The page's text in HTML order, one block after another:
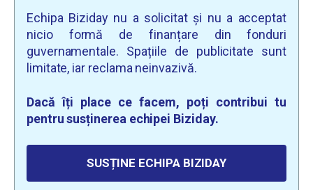
Echipa Biziday nu a solicitat și nu a acceptat
nicio formă de finanțare din fonduri
guvernamentale. Spațiile de publicitate sunt
limitate, iar reclama neinvazivă.
Dacă îți place ce facem, poți contribui tu
pentru susținerea echipei Biziday.
SUSȚINE ECHIPA BIZIDAY